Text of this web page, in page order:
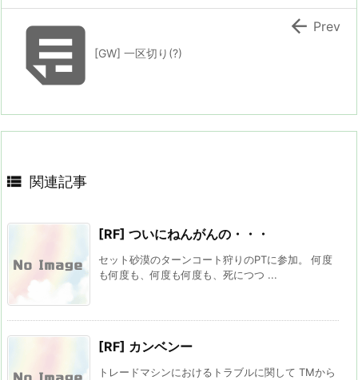
[GW] 一区切り(?)
 Prev
 関連記事
[RF] ついにねんがんの・・・
セット砂漠のターンコート狩りのPTに参加。 何度
も何度も、何度も何度も、死につつ ...
[RF] カンベンー
トレードマシンにおけるトラブルに関して TMから